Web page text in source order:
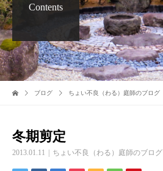
Contents
ブログ ちょい不良（わる）庭師のブログ
冬期剪定
2013.01.11 ちょい不良（わる）庭師のブログ